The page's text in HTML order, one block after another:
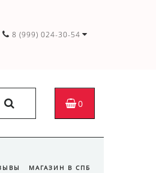
8 (999) 024-30-54
0
МАГАЗИН В СПБ